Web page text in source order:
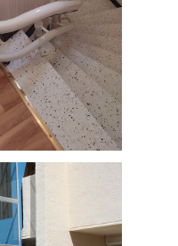
courbe sur
en
de
34 Hérault) .